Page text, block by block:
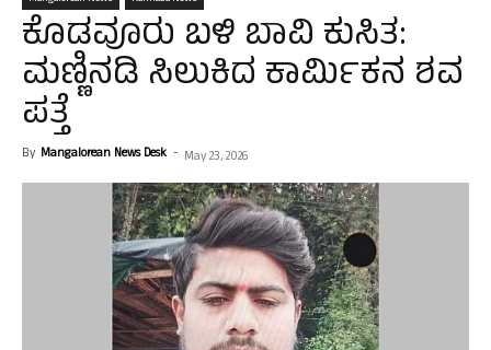
ಕೊಡವೂರು ಬಳಿ ಬಾವಿ ಕುಸಿತ:
ಮಣ್ಣಿನಡಿ ಸಿಲುಕಿದ ಕಾರ್ಮಿಕನ ಶವ
ಪತ್ತೆ
By Mangalorean News Desk - May 23, 2026